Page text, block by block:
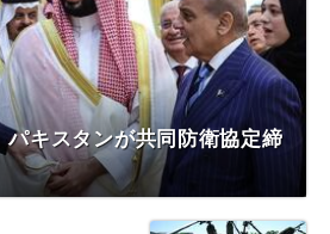
パキスタンが共同防衛協定締